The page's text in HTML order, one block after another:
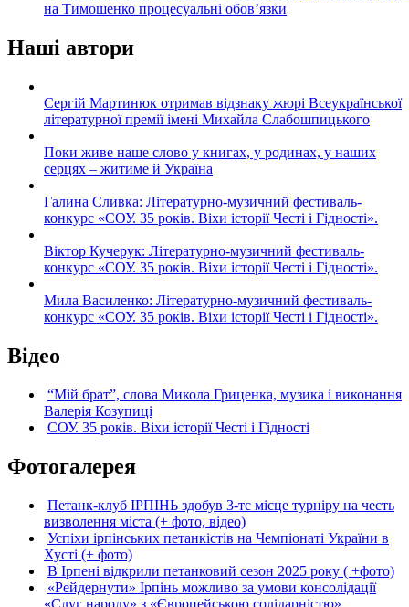
на Тимошенко процесуальні обов’язки
Наші автори
Сергій Мартинюк отримав відзнаку жюрі Всеукраїнської
літературної премії імені Михайла Слабошпицького
Поки живе наше слово у книгах, у родинах, у наших
серцях – житиме й Україна
Галина Сливка: Літературно-музичний фестиваль-
конкурс «СОУ. 35 років. Віхи історії Честі і Гідності».
Віктор Кучерук: Літературно-музичний фестиваль-
конкурс «СОУ. 35 років. Віхи історії Честі і Гідності».
Мила Василенко: Літературно-музичний фестиваль-
конкурс «СОУ. 35 років. Віхи історії Честі і Гідності».
Відео
“Мій брат”, слова Микола Гриценка, музика і виконання
Валерія Козупиці
СОУ. 35 років. Віхи історії Честі і Гідності
Фотогалерея
Петанк-клуб ІРПІНЬ здобув 3-тє місце турніру на честь
визволення міста (+ фото, відео)
Успіхи ірпінських петанкістів на Чемпіонаті України в
Хусті (+ фото)
В Ірпені відкрили петанковий сезон 2025 року ( +фото)
«Рейдернути» Ірпінь можливо за умови консолідації
«Слуг народу» з «Європейською солідарністю»